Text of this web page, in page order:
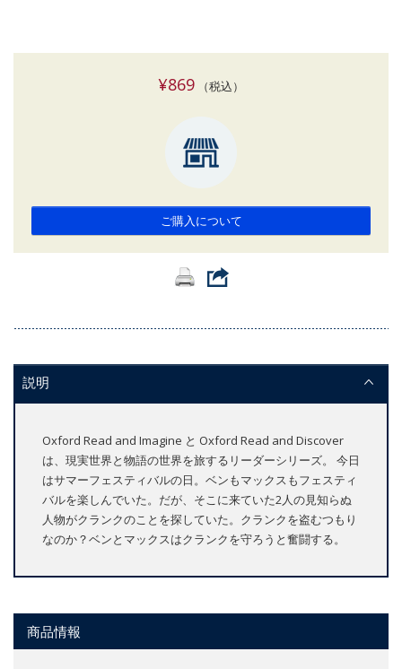
¥869 （税込）
ご購入について
説明
Oxford Read and Imagine と Oxford Read and Discover
は、現実世界と物語の世界を旅するリーダーシリーズ。 今日
はサマーフェスティバルの日。ベンもマックスもフェスティ
バルを楽しんでいた。だが、そこに来ていた2人の見知らぬ
人物がクランクのことを探していた。クランクを盗むつもり
なのか？ベンとマックスはクランクを守ろうと奮闘する。
商品情報